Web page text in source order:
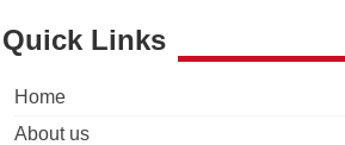
Quick Links
Home
About us